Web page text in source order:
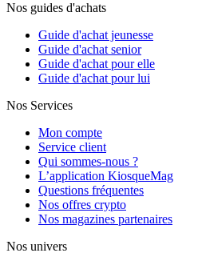
Nos guides d'achats
Guide d'achat jeunesse
Guide d'achat senior
Guide d'achat pour elle
Guide d'achat pour lui
Nos Services
Mon compte
Service client
Qui sommes-nous ?
L’application KiosqueMag
Questions fréquentes
Nos offres crypto
Nos magazines partenaires
Nos univers